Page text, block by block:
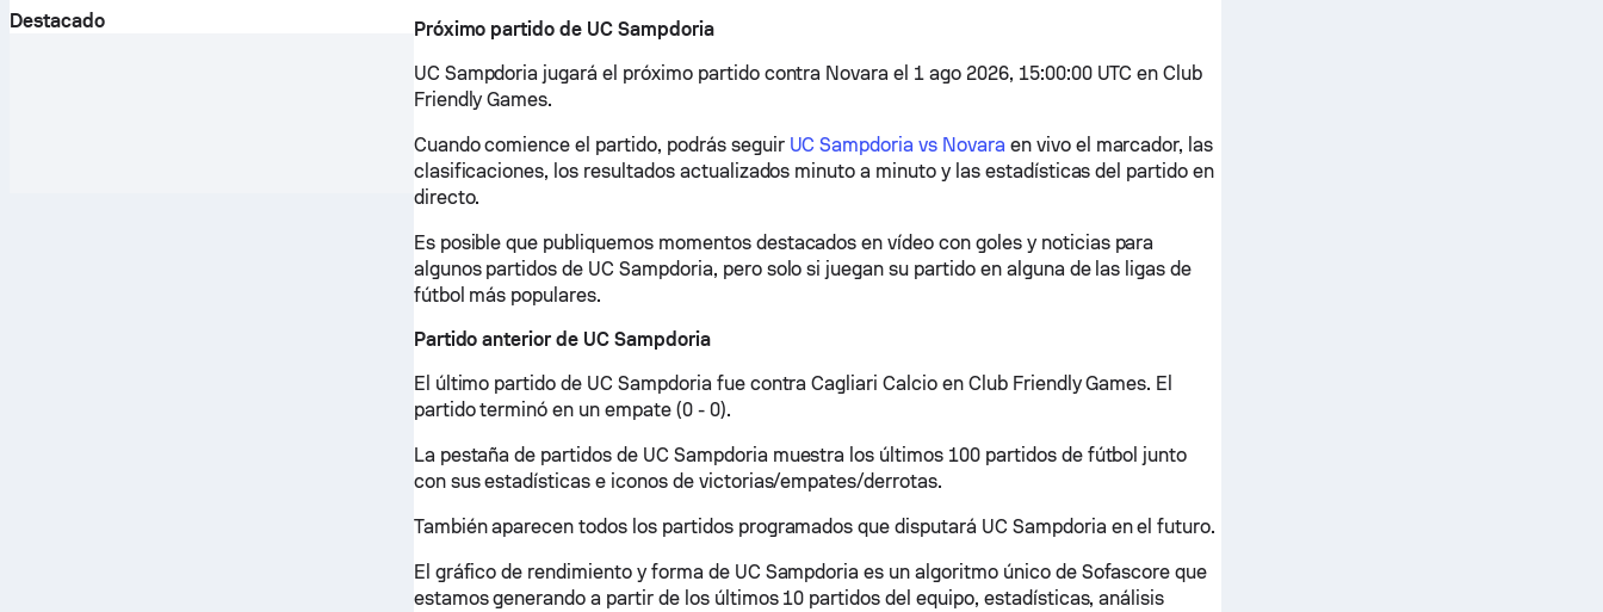
Destacado
Próximo partido de UC Sampdoria
UC Sampdoria jugará el próximo partido contra Novara el 1 ago 2026, 15:00:00 UTC en Club
Friendly Games.
Cuando comience el partido, podrás seguir UC Sampdoria vs Novara en vivo el marcador, las
clasificaciones, los resultados actualizados minuto a minuto y las estadísticas del partido en
directo.
Es posible que publiquemos momentos destacados en vídeo con goles y noticias para
algunos partidos de UC Sampdoria, pero solo si juegan su partido en alguna de las ligas de
fútbol más populares.
Partido anterior de UC Sampdoria
El último partido de UC Sampdoria fue contra Cagliari Calcio en Club Friendly Games. El
partido terminó en un empate (0 - 0).
La pestaña de partidos de UC Sampdoria muestra los últimos 100 partidos de fútbol junto
con sus estadísticas e iconos de victorias/empates/derrotas.
También aparecen todos los partidos programados que disputará UC Sampdoria en el futuro.
El gráfico de rendimiento y forma de UC Sampdoria es un algoritmo único de Sofascore que
estamos generando a partir de los últimos 10 partidos del equipo, estadísticas, análisis